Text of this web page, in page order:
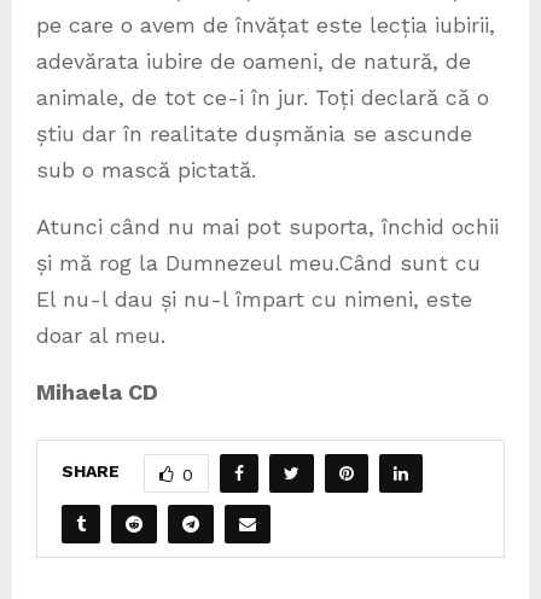
pe care o avem de învățat este lecția iubirii,
adevărata iubire de oameni, de natură, de
animale, de tot ce-i în jur. Toți declară că o
știu dar în realitate dușmănia se ascunde
sub o mască pictată.
Atunci când nu mai pot suporta, închid ochii
și mă rog la Dumnezeul meu.Când sunt cu
El nu-l dau și nu-l împart cu nimeni, este
doar al meu.
Mihaela CD
SHARE 0